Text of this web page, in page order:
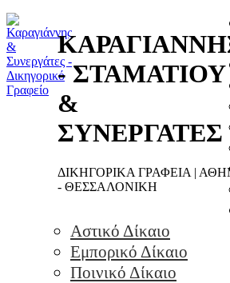
- ΣΤΑΜΑΤΙΟΥ
&
ΣΥΝΕΡΓΑΤΕΣ
ΔΙΚΗΓΟΡΙΚΑ ΓΡΑΦΕΙΑ |
- ΘΕΣΣΑΛΟΝΙΚΗ
Αστικό Δίκαιο
Εμπορικό Δίκαιο
Ποινικό Δίκαιο